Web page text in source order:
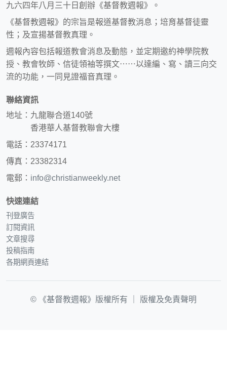
九六四年八月三十日創辦《基督教週報》。
《基督教週報》的宗旨是報道基督教消息；培育基督徒靈
性；及宣揚基督教真理。
週報內容包括報道教會消息及動態，並定期邀約神學院教
授、教會牧師、信徒領袖等撰文⋯⋯以達編、寫、讀三向交
流的功能，一同見證福音真理。
聯絡資訊
地址：九龍聯合道140號
香港華人基督教聯會大樓
電話：23374171
傳真：23382314
電郵： info@christianweekly.net
快速連結
刊登廣告
訂閱資訊
文章搜尋
投稿指南
各期網頁連結
© 《基督教週報》版權所有 ｜ 版權及免責聲明